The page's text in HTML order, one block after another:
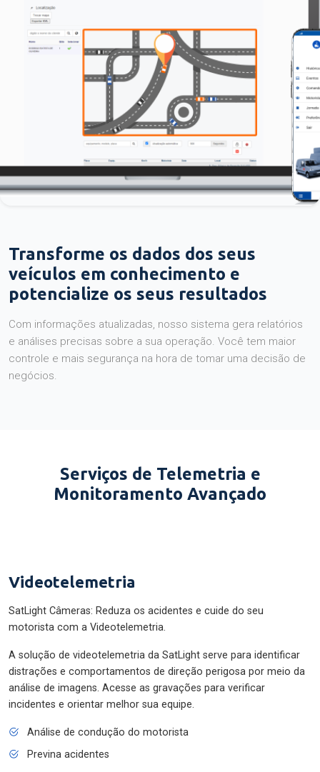
Transforme os dados dos seus
veículos em conhecimento e
potencialize os seus resultados
Com informações atualizadas, nosso sistema gera relatórios
e análises precisas sobre a sua operação. Você tem maior
controle e mais segurança na hora de tomar uma decisão de
negócios.
Serviços de Telemetria e
Monitoramento Avançado
Videotelemetria
SatLight Câmeras: Reduza os acidentes e cuide do seu
motorista com a Videotelemetria.
A solução de videotelemetria da SatLight serve para identificar
distrações e comportamentos de direção perigosa por meio da
análise de imagens. Acesse as gravações para verificar
incidentes e orientar melhor sua equipe.
Análise de condução do motorista
Previna acidentes